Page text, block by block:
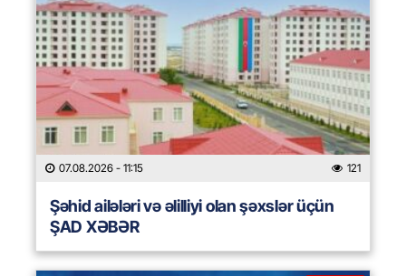
07.08.2026 - 11:15 121
Şəhid ailələri və əlilliyi olan şəxslər üçün
ŞAD XƏBƏR